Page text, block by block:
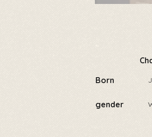
Born
gender